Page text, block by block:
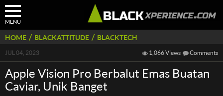
MENU
HOME / BLACKATTITUDE / BLACKTECH
JUL 04, 2023 1,066 Views Comments
Apple Vision Pro Berbalut Emas Buatan
Caviar, Unik Banget